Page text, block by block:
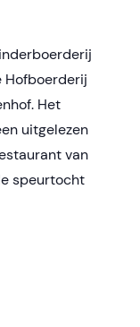
Hofboerderij
Het
uitgelezen
van
speurtocht